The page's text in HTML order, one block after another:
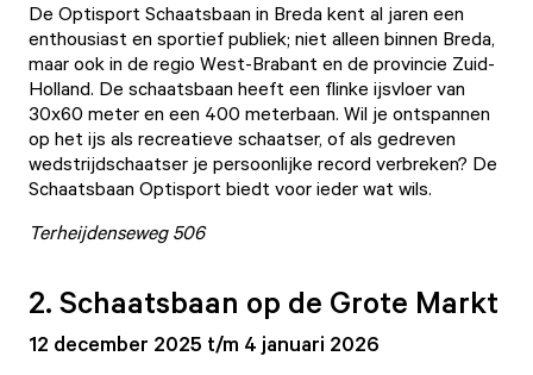
De Optisport Schaatsbaan in Breda kent al jaren een
enthousiast en sportief publiek; niet alleen binnen Breda,
maar ook in de regio West-Brabant en de provincie Zuid-
Holland. De schaatsbaan heeft een flinke ijsvloer van
30x60 meter en een 400 meterbaan. Wil je ontspannen
op het ijs als recreatieve schaatser, of als gedreven
wedstrijdschaatser je persoonlijke record verbreken? De
Schaatsbaan Optisport biedt voor ieder wat wils.
Terheijdenseweg 506
2. Schaatsbaan op de Grote Markt
12 december 2025 t/m 4 januari 2026